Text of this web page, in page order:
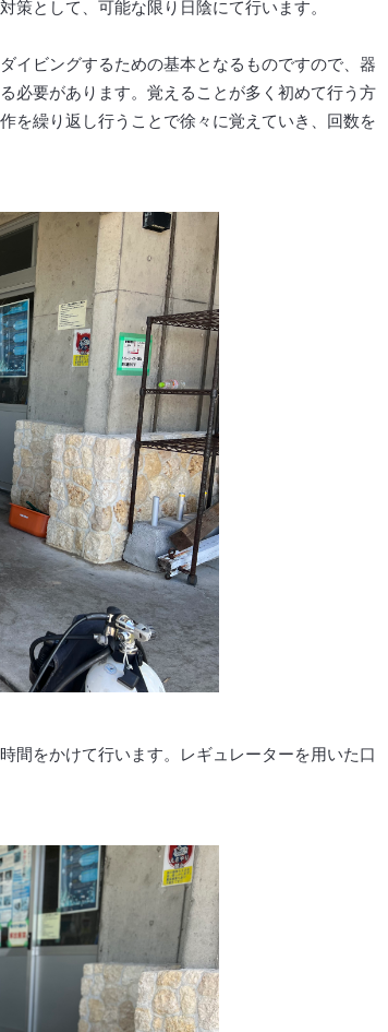
として、可能な限り日陰にて行います。
イビングするための基本となるものですので、器
必要があります。覚えることが多く初めて行う方
を繰り返し行うことで徐々に覚えていき、回数を
間をかけて行います。レギュレーターを用いた口